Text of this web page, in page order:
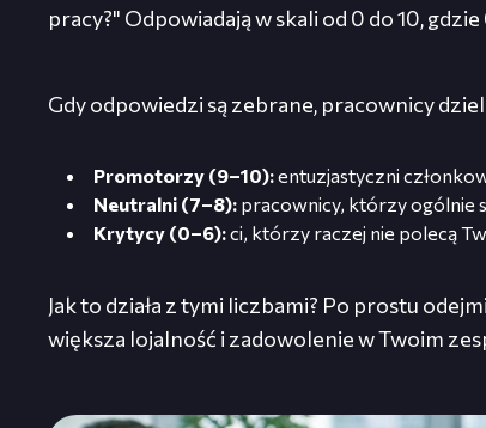
pracy?" Odpowiadają w skali od 0 do 10,
Gdy odpowiedzi są zebrane, pracownicy
Promotorzy (9–10):entuzjastyczni
Neutralni (7–8): pracownicy, którzy ogólnie
Krytycy (0–6):ci, którzy raczej nie polecą
Jak to działa z tymi liczbami? Po prostu
większa lojalność i zadowolenie w Twoim